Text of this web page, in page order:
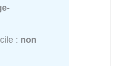
: non